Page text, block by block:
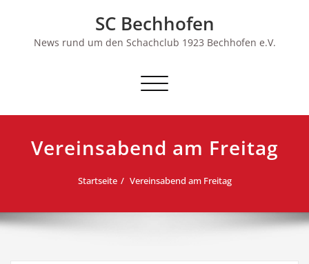
SC Bechhofen
News rund um den Schachclub 1923 Bechhofen e.V.
Schalte
Vereinsabend am Freitag
Startseite Vereinsabend am Freitag